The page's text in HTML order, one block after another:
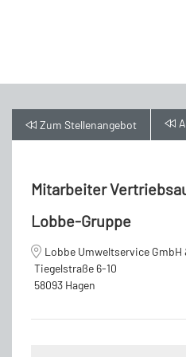
Zum Stellenangebot
Mitarbeiter
Lobbe-Gruppe
Lobbe Umweltservice GmbH
Tiegelstraße 6-10
58093 Hagen